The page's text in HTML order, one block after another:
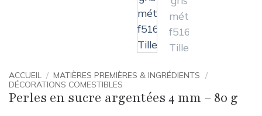
ACCUEIL / MATIÈRES PREMIÈRES & INGRÉDIENTS /
DÉCORATIONS COMESTIBLES
Perles en sucre argentées 4 mm – 80 g